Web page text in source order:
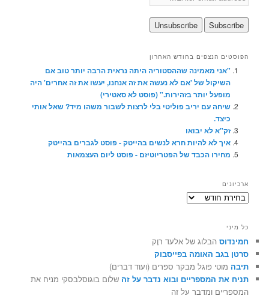
הפוסטים הנצפים בחודש האחרון
"אני מאמינה שההסטוריה היתה נראית הרבה יותר טוב אם
השיקול של 'אם לא נעשה את זה אנחנו, יעשו את זה אחרים' היה
מופעל יותר בזהירות." (פוסט לא סאטירי)
שיחה עם יריב פוליטי בלי לרצות לשבור משהו מיד? שאל אותי
כיצד.
זק"א לא יבואו
איך לא להיות חרא לנשים בהייטק - פוסט לגברים בהייטק
מחירו הכבד של הפטריוטיזם - פוסט ליום העצמאות
ארכיונים
ארכיונים
כל מיני
חמינדוס הבלוג של אלעד רוֶק
סרטן בגב האומה בפייסבוק
תיבה מוטי פוגל מבקר ספרים (ועוד דברים)
תניח את המספריים ובוא נדבר על זה שלום בוגוסלבסקי מניח את
המספריים ומדבר על זה